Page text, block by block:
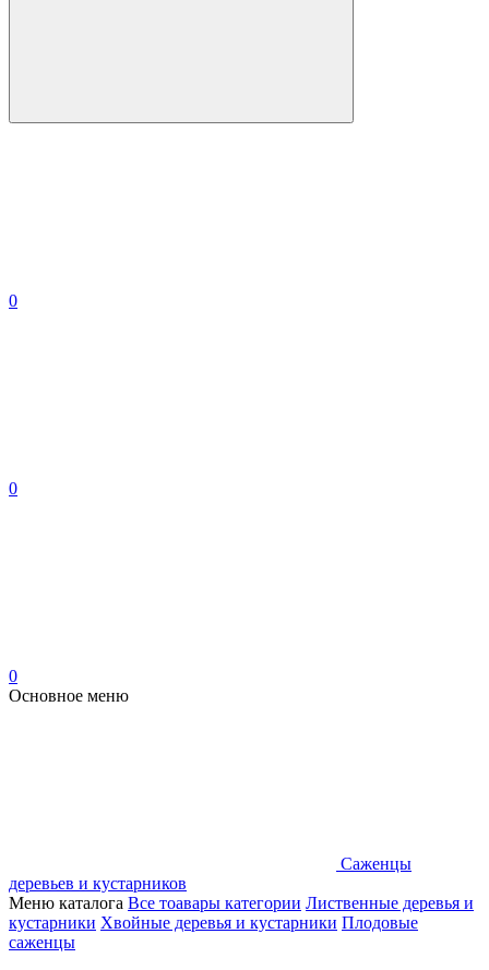
0
0
0
Основное меню
Саженцы
деревьев и кустарников
Меню каталога Все тоавары категории Лиственные деревья и
кустарники Хвойные деревья и кустарники Плодовые
саженцы